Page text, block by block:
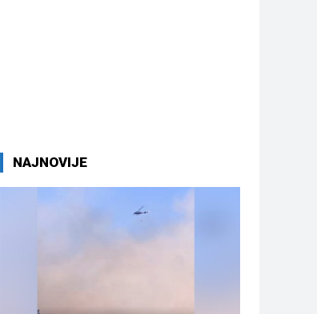
NAJNOVIJE